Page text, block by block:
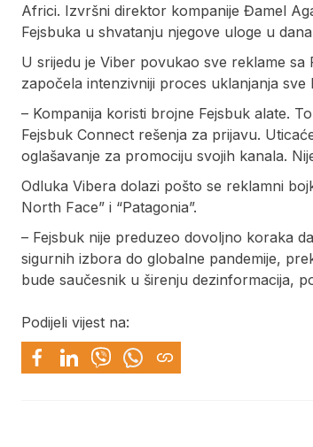
Africi. Izvršni direktor kompanije Đamel
Fejsbuka u shvatanju njegove uloge u
U srijedu je Viber povukao sve reklame sa
započela intenzivniji proces uklanjanja
– Kompanija koristi brojne Fejsbuk alate.
Fejsbuk Connect rešenja za prijavu.
oglašavanje za promociju svojih kanala.
Odluka Vibera dolazi pošto se reklamni
North Face” i “Patagonia”.
– Fejsbuk nije preduzeo dovoljno koraka
sigurnih izbora do globalne pandemije,
bude saučesnik u širenju dezinformacija,
Podijeli vijest na: